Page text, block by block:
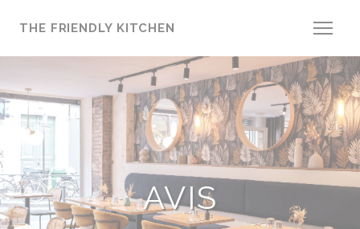
THE FRIENDLY KITCHEN
AVIS